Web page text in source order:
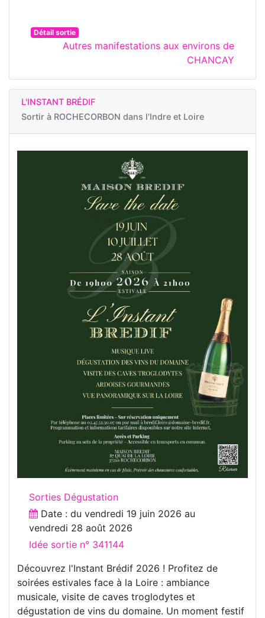
Détail sortie
Autres manifestations aux environs de
CHANCAY
L'INSTANT BRÉDIF
Sortir à ROCHECORBON dans l'Indre et Loire
Sorties Dégustation
Date : du vendredi 19 juin 2026 au
vendredi 28 août 2026
Idée sortie n° 341144
Découvrez l'Instant Brédif 2026 ! Profitez de
soirées estivales face à la Loire : ambiance
musicale, visite de caves troglodytes et
dégustation de vins du domaine. Un moment festif